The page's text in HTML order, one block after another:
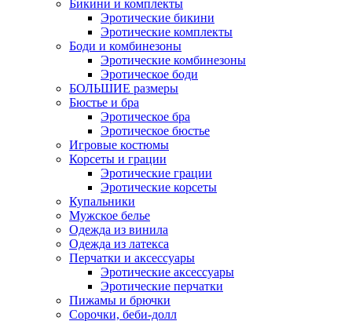
Бикини и комплекты
Эротические бикини
Эротические комплекты
Боди и комбинезоны
Эротические комбинезоны
Эротическое боди
БОЛЬШИЕ размеры
Бюстье и бра
Эротическое бра
Эротическое бюстье
Игровые костюмы
Корсеты и грации
Эротические грации
Эротические корсеты
Купальники
Мужское белье
Одежда из винила
Одежда из латекса
Перчатки и аксессуары
Эротические аксессуары
Эротические перчатки
Пижамы и брючки
Сорочки, беби-долл